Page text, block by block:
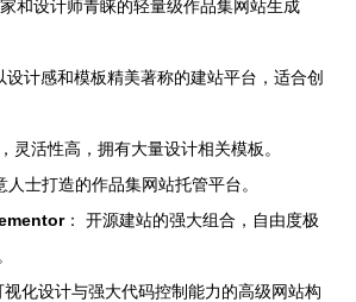
和设计师青睐的轻量级作品集网站生成
设计感和模板精美著称的建站平台，适合创
灵活性高，拥有大量设计相关模板。
人士打造的作品集网站托管平台。
： 开源建站的强大组合，自由度极
视化设计与强大代码控制能力的高级网站构